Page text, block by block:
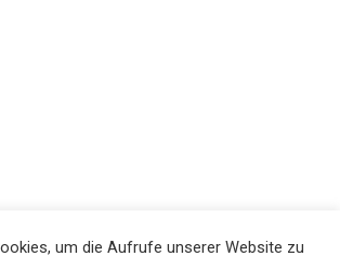
um die Aufrufe unserer Website zu